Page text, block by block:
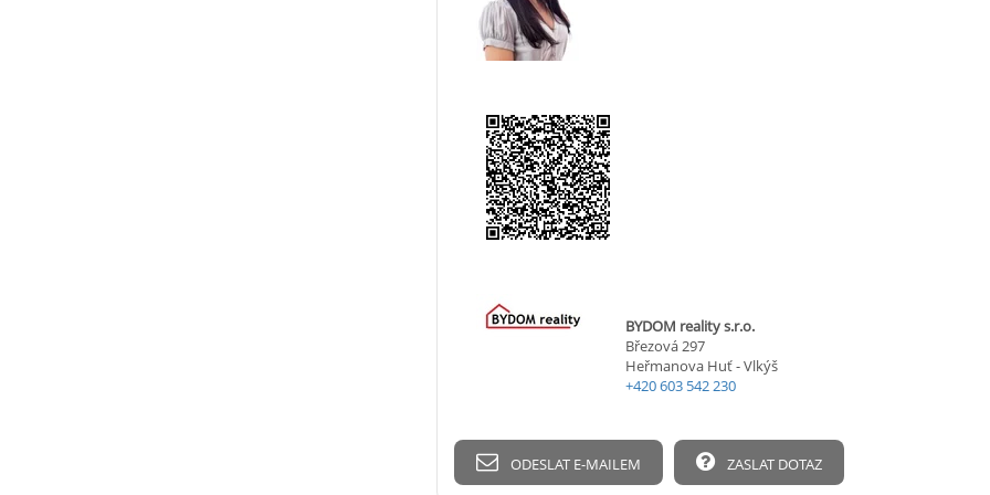
BYDOM reality s.r.o.
Březová 297
Heřmanova Huť - Vlkýš
+420 603 542 230
ODESLAT E-MAILEM ZASLAT DOTAZ